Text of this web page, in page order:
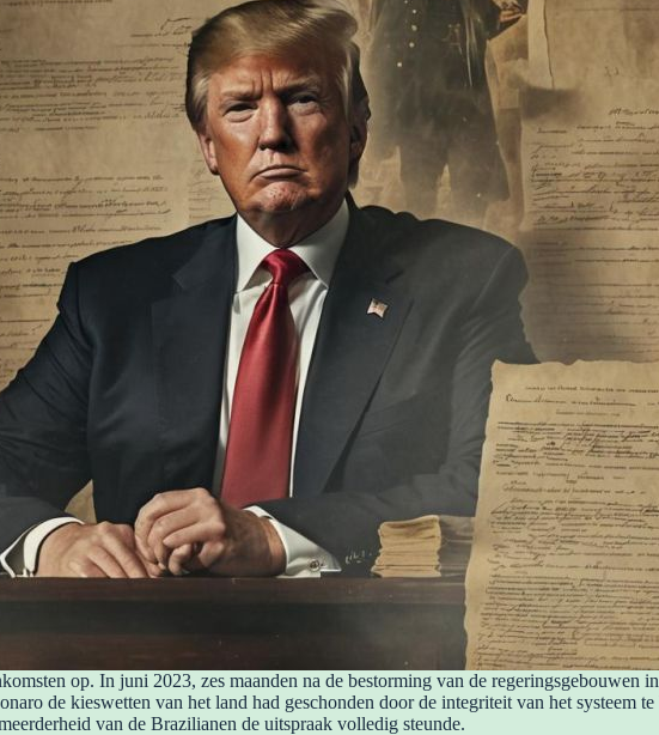
op. In juni 2023, zes maanden na de bestorming van de regeringsgebouwen in
de kieswetten van het land had geschonden door de integriteit van het systeem
van de Brazilianen de uitspraak volledig steunde.